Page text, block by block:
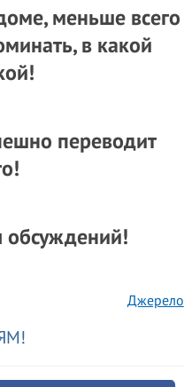
меньше всего
в какой
переводит
обсуждений!
Джерело